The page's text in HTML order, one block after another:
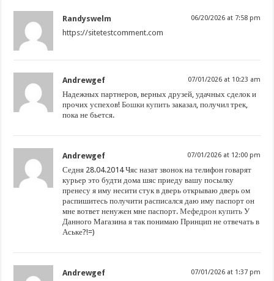
Randyswelm 06/20/2026 at 7:58 pm
https://sitetestcomment.com
Andrewgef 07/01/2026 at 10:23 am
Надежных партнеров, верных друзей, удачных сделок и
прочих успехов!Бошки купить заказал, получил трек,
пока не бьется.
Andrewgef 07/01/2026 at 12:00 pm
Седня 28.04.2014 Чяс назат звонок на телифон говарят
курьер это будти дома шяс приеду вашу посылку
пренесу я иму несити стук в дверь открываю дверь ом
распишитесь получити расписался даю иму паспорт он
мне вответ ненужен мне паспорт.Мефедрон купить У
Данного Магазина я так понимаю Принцип не отвечать в
Аське?!=)
Andrewgef 07/01/2026 at 1:37 pm